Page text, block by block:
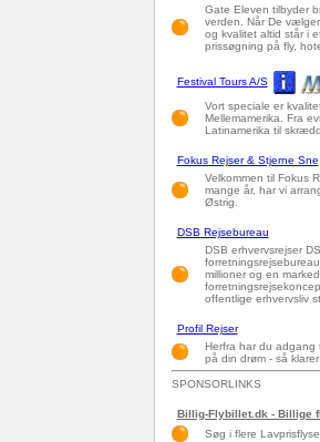
Gate Eleven tilbyder
verden. Når De
og kvalitet altid står i
prissøgning på fly,
Festival Tours A/S
Vort speciale er
Mellemamerika. Fra
Latinamerika til
Fokus Rejser & Stjerne Sne
Velkommen til Fokus
mange år, har vi
Østrig.
DSB Rejsebureau
DSB erhvervsrejser
millioner og en
offentlige erhvervsliv
Profil Rejser
Herfra har du
på din drøm - så
SPONSORLINKS
Billig-Flybillet.dk - Billige
Søg i flere